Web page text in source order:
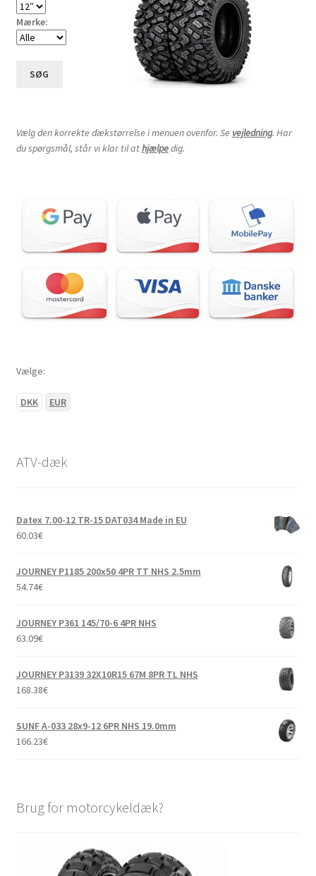
Mærke:
SØG
Vælg den korrekte dækstørrelse i menuen ovenfor. Se vejledning. Har
du spørgsmål, står vi klar til athjælpedig.
Vælge:
DKK EUR
ATV-dæk
Datex 7.00-12 TR-15 DAT034 Made in EU
60.03€
JOURNEY P1185 200x50 4PR TT NHS 2.5mm
54.74€
JOURNEY P361 145/70-6 4PR NHS
63.09€
JOURNEY P3139 32X10R15 67M 8PR TL NHS
168.38€
SUNF A-033 28x9-12 6PR NHS 19.0mm
166.23€
Brug for motorcykeldæk?